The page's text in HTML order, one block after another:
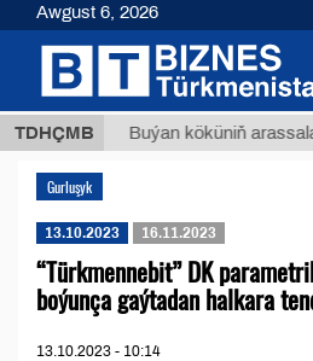
TDHÇMB
ТМТ Buýan köküniň
Gurluşyk
13.10.2023 16.11.2023
“Türkmennebit” DK
boýunça gaýtadan halkara
13.10.2023 - 10:14
Awgust 6, 2026